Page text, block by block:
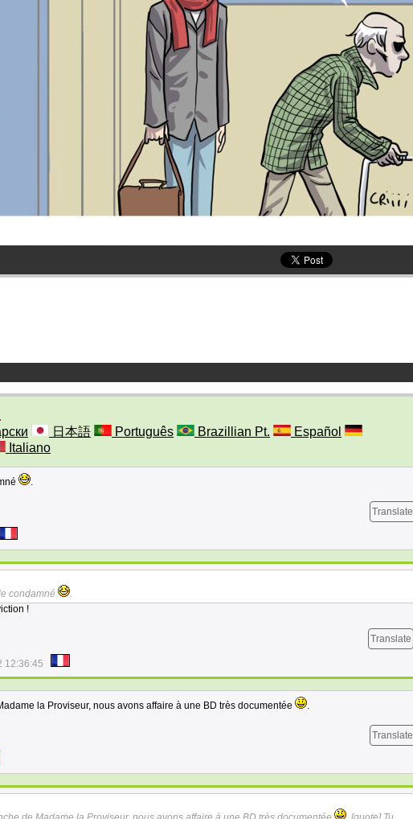
日本語 Português Brazillian Pt.
Español
Italiano
.
Translate
condamné
.
!
Translate
12:36:45
la Proviseur, nous avons affaire à une BD très documentée .
Translate